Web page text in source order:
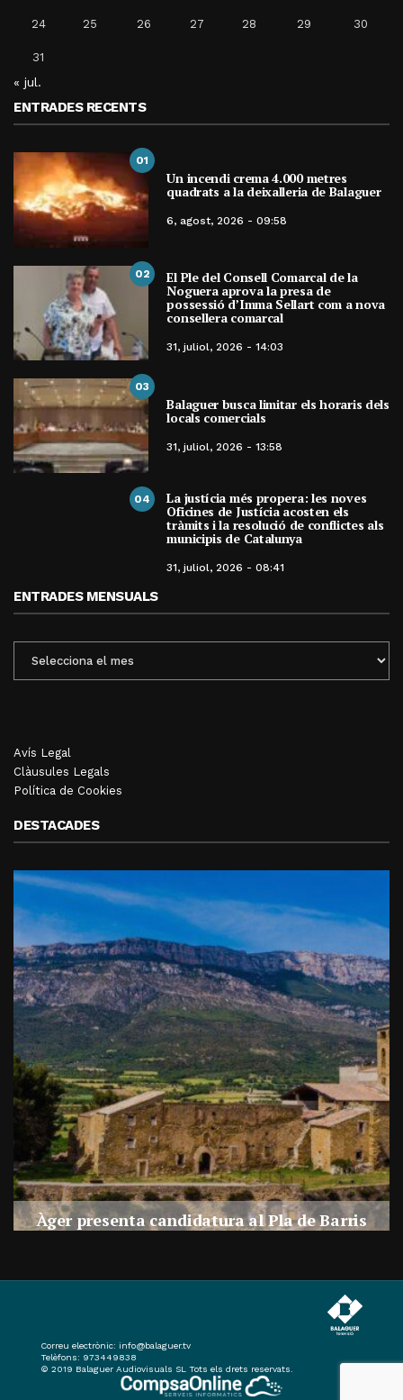
24 25 26 27 28 29 30
31
« jul.
ENTRADES RECENTS
01
Un incendi crema 4.000 metres
quadrats a la deixalleria de Balaguer
6, agost, 2026 - 09:58
02 El Ple del Consell Comarcal de la
Noguera aprova la presa de
possessió d’Imma Sellart com a nova
consellera comarcal
31, juliol, 2026 - 14:03
03
Balaguer busca limitar els horaris dels
locals comercials
31, juliol, 2026 - 13:58
04 La justícia més propera: les noves
Oficines de Justícia acosten els
tràmits i la resolució de conflictes als
municipis de Catalunya
31, juliol, 2026 - 08:41
ENTRADES MENSUALS
MENSUALS
Avís Legal
Clàusules Legals
Política de Cookies
DESTACADES
Àger presenta candidatura al Pla de Barris
Correu electrònic: info@balaguer.tv
Telèfons: 973449838
© 2019 Balaguer Audiovisuals SL Tots els drets reservats.